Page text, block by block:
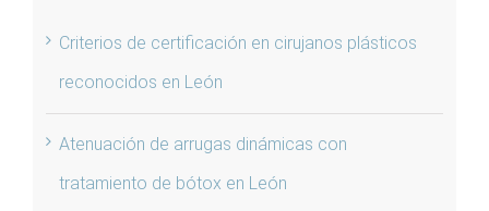
Criterios de certificación en cirujanos plásticos
reconocidos en León
Atenuación de arrugas dinámicas con
tratamiento de bótox en León